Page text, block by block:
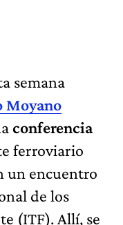
semana
Moyano
conferencia
ferroviario
un encuentro
de los
(ITF). Allí, se